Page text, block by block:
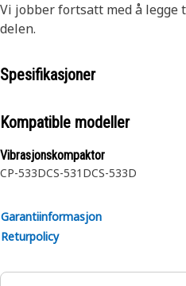
Vi jobber fortsatt med å legge
delen.
Spesifikasjoner
Kompatible modeller
Vibrasjonskompaktor
CP-533DCS-531DCS-533D
Garantiinformasjon
Returpolicy